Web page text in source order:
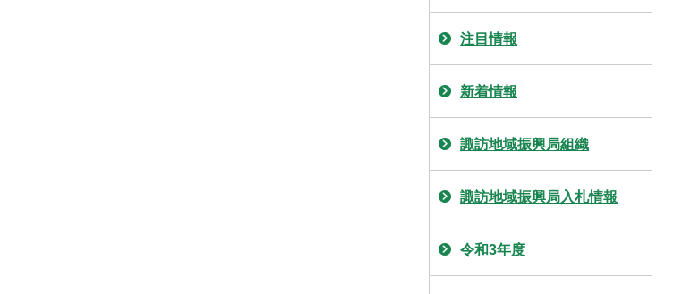
注目情報
新着情報
諏訪地域振興局組織
諏訪地域振興局入札情報
令和3年度